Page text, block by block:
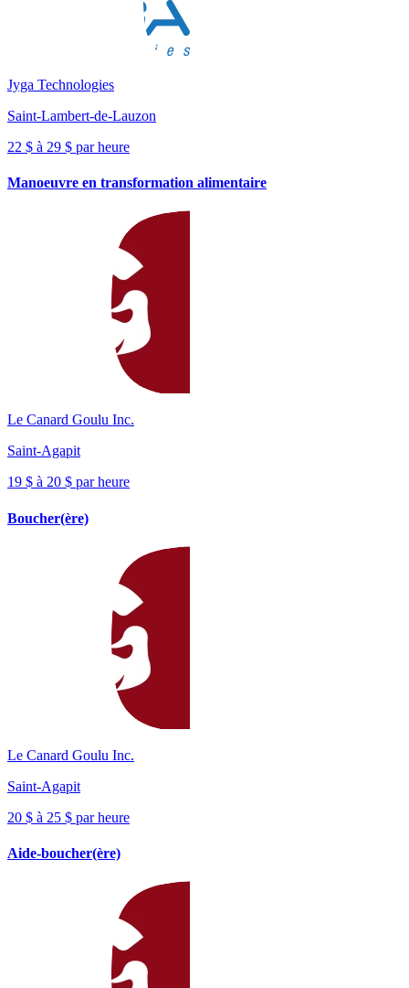
Jyga Technologies
Saint-Lambert-de-Lauzon
22 $ à 29 $ par heure
Manoeuvre en transformation alimentaire
Le Canard Goulu Inc.
Saint-Agapit
19 $ à 20 $ par heure
Boucher(ère)
Le Canard Goulu Inc.
Saint-Agapit
20 $ à 25 $ par heure
Aide-boucher(ère)